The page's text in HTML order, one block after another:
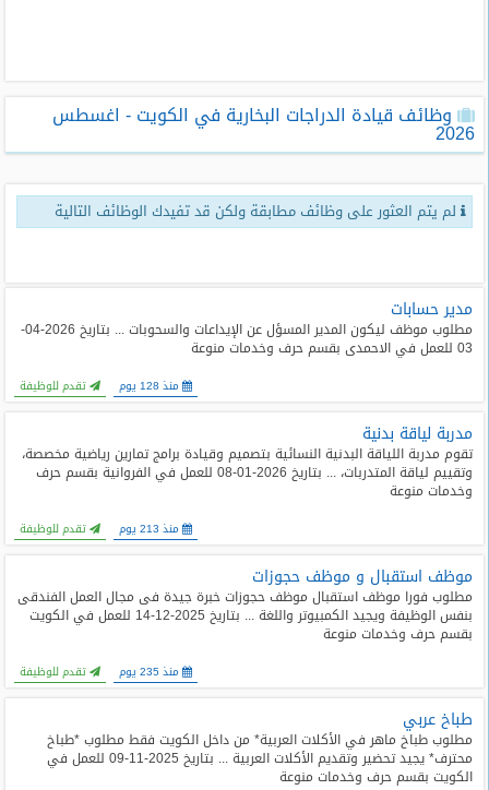
تصفح
الوظائف
وظائف
اليوم
اليوم
وظائف
مصر
وظائف
حكومية
المدونة
وظائف قيادة الدراجات البخارية في الكويت - اغسطس
2026
لم يتم العثور على وظائف مطابقة ولكن قد تفيدك الوظائف التالية
مدير حسابات
مطلوب موظف ليكون المدير المسؤل عن الإيداعات والسحوبات ... بتاريخ 2026-04-
03 للعمل في الاحمدى بقسم حرف وخدمات منوعة
منذ 128 يوم تقدم للوظيفة
مدربة لياقة بدنية
تقوم مدربة اللياقة البدنية النسائية بتصميم وقيادة برامج تمارين رياضية مخصصة،
وتقييم لياقة المتدربات، ... بتاريخ 2026-01-08 للعمل في الفروانية بقسم حرف
وخدمات منوعة
منذ 213 يوم تقدم للوظيفة
موظف استقبال و موظف حجوزات
مطلوب فورا موظف استقبال موظف حجوزات خبرة جيدة فى مجال العمل الفندقى
بنفس الوظيفة ويجيد الكمبيوتر واللغة ... بتاريخ 2025-12-14 للعمل في الكويت
بقسم حرف وخدمات منوعة
منذ 235 يوم تقدم للوظيفة
طباخ عربي
مطلوب طباخ ماهر في الأكلات العربية* من داخل الكويت فقط مطلوب *طباخ
محترف* يجيد تحضير وتقديم الأكلات العربية ... بتاريخ 2025-11-09 للعمل في
الكويت بقسم حرف وخدمات منوعة